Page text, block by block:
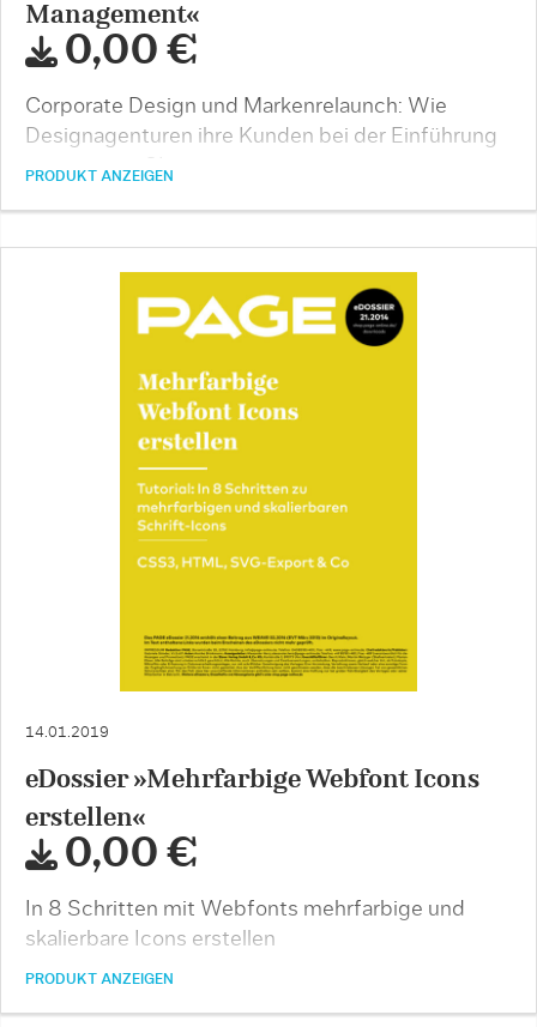
Management«
0,00 €
Corporate Design und Markenrelaunch: Wie
Designagenturen ihre Kunden bei der Einführung
einer neuen CI unterstützen
PRODUKT ANZEIGEN
14.01.2019
eDossier »Mehrfarbige Webfont Icons
erstellen«
0,00 €
In 8 Schritten mit Webfonts mehrfarbige und
skalierbare Icons erstellen
PRODUKT ANZEIGEN